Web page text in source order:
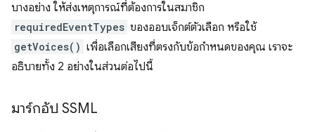
บางอย่าง ให้ส่งเหตุการณ์ที่ต้องการในสมาชิก
requiredEventTypes ของออบเจ็กต์ตัวเลือก หรือใช้
getVoices() เพื่อเลือกเสียงที่ตรงกับข้อกำหนดของคุณ เราจะ
อธิบายทั้ง 2 อย่างในส่วนต่อไปนี้
มาร์กอัป SSML